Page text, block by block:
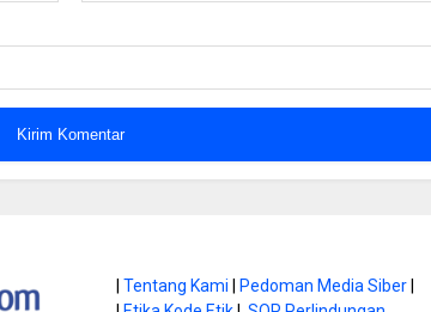
|Tentang Kami Pedoman Media Siber
di Gunung